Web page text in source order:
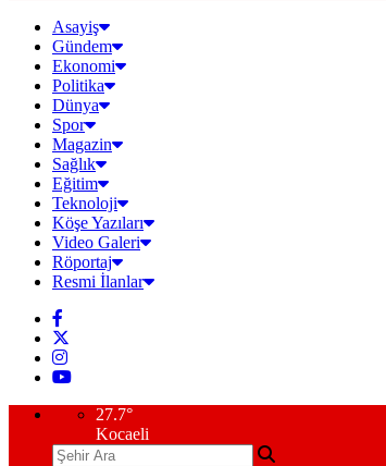
Asayiş
Gündem
Ekonomi
Politika
Dünya
Spor
Magazin
Sağlık
Eğitim
Teknoloji
Köşe Yazıları
Video Galeri
Röportaj
Resmi İlanlar
27.7°
Kocaeli